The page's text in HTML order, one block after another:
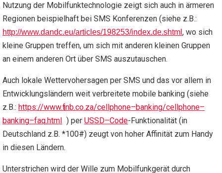
Nutzung der Mobilfunktechnologie zeigt sich auch in ärmeren
Regionen beispielhaft bei SMS Konferenzen (siehe z.B.:
http://www.dandc.eu/articles/198253/index.de.shtml , wo sich
kleine Gruppen treffen, um sich mit anderen kleinen Gruppen
an einem anderen Ort über SMS auszutauschen.
Auch lokale Wettervohersagen per SMS und das vor allem in
Entwicklungsländern weit verbreitete mobile banking (siehe
z.B.: https://www.fnb.co.za/cellphone–banking/cellphone–
banking–faq.html
1
) per USSD–Code-Funktionalität (in
Deutschland z.B. *100#) zeugt von hoher Affinität zum Handy
in diesen Ländern.
Unterstrichen wird der Wille zum Mobilfunkgerät durch